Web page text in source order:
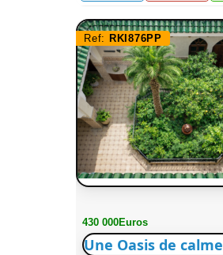
Ref: RKI876PP
430 000Euros
Une Oasis de calme